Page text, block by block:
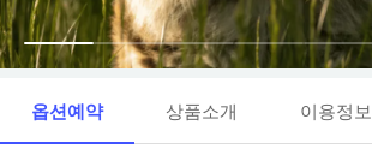
옵션예약 상품소개 이용정보